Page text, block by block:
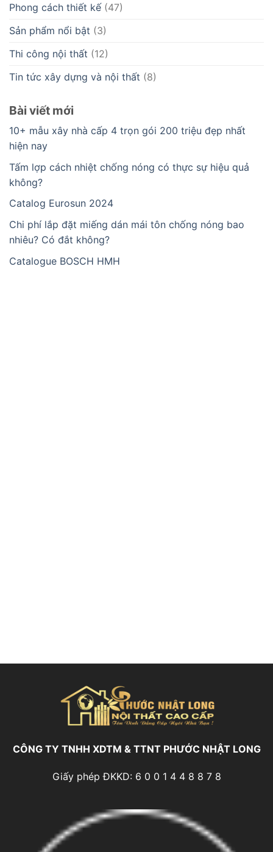
Phong cách thiết kế(47)
Sản phẩm nổi bật (3)
Thi công nội thất (12)
Tin tức xây dựng và nội thất (8)
Bài viết mới
10+ mẫu xây nhà cấp 4 trọn gói 200 triệu đẹp nhất
hiện nay
Tấm lợp cách nhiệt chống nóng có thực sự hiệu quả
không?
Catalog Eurosun 2024
Chi phí lắp đặt miếng dán mái tôn chống nóng bao
nhiêu? Có đắt không?
Catalogue BOSCH HMH
CÔNG TY TNHH XDTM & TTNT PHƯỚC NHẬT LONG
Giấy phép ĐKKD: 6 0 0 1 4 4 8 8 7 8